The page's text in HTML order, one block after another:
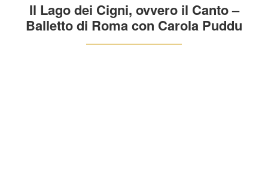
Il Lago dei Cigni, ovvero il Canto –
Balletto di Roma con Carola Puddu